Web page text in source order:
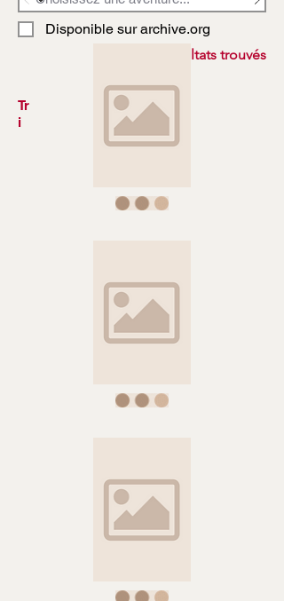
Disponible sur archive.org
3972 résultats trouvés
Tr
i